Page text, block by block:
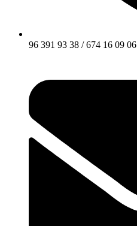
96 391 93 38 / 674 16 09 06